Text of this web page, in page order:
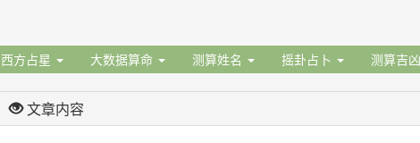
西方占星 大数据算命 测算姓名 摇卦占卜 测算吉凶
文章内容